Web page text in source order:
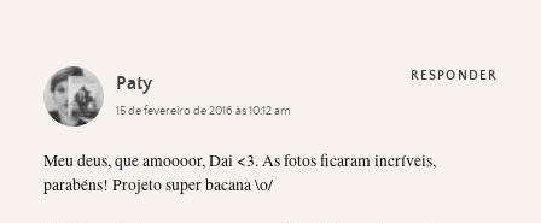
Paty
15 de fevereiro de 2016 às 10:12 am
Meu deus, que amoooor, Dai <3. As fotos ficaram incríveis,
parabéns! Projeto super bacana \o/
RESPONDER